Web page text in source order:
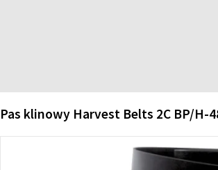
Pas klinowy Harvest Belts 2C BP/H-